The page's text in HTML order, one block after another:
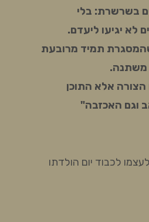
בשרשרת: בלי
לא יגיעו ליעדם.
תמיד מרובעת
משתנה.
אלא התוכן
וגם האכזבה"
לכבוד יום הולדתו